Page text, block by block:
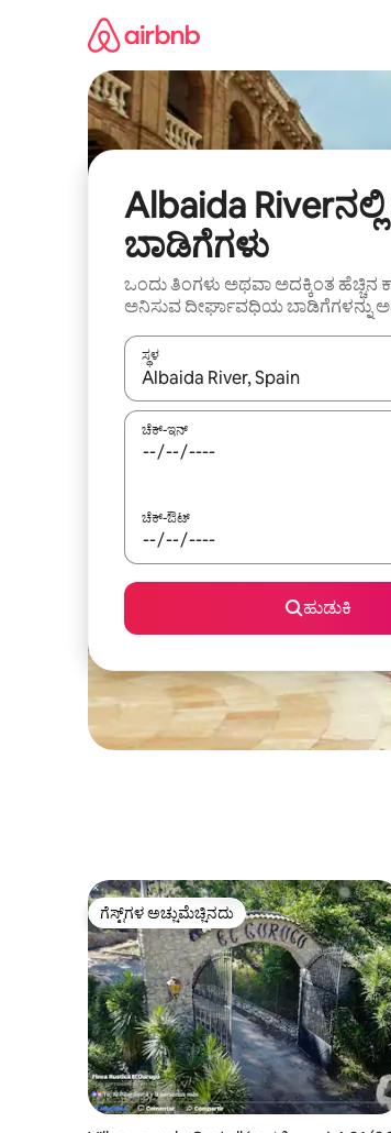
Albaida
ಬಾಡಿಗೆಗಳು
ಒಂದು ತಿಂಗಳು ಅಥವಾ ಅದಕ್ಕಿಂತ
ಅನಿಸುವ ದೀರ್ಘಾವಧಿಯ ಬಾಡಿಗೆಗಳನ್ನು
ಸ್ಥಳ
ಫಲಿತಾಂಶಗಳು ಲಭ್ಯವಿರುವಾಗ, ಅಪ್
ಚೆಕ್-ಇನ್
ಚೆಕ್-ಔಟ್
ಹುಡುಕಿ
ಗೆಸ್ಟ್‌ಗಳ ಅಚ್ಚುಮೆಚ್ಚಿನದು
ಗೆಸ್ಟ್‌ಗಳ ಅಚ್ಚುಮೆಚ್ಚಿನದು